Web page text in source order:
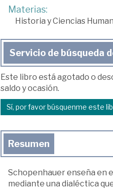
Materias:
Historia y Ciencias
Servicio de búsqueda
Este libro está agotado o
saldo y ocasión.
Sí, por favor búsquenme este
Resumen
Schopenhauer enseña en
mediante una dialéctica